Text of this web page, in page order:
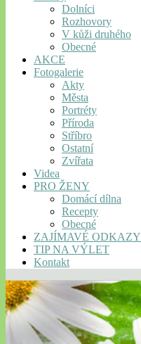
Dolníci
Rozhovory
V kůži druhého
Obecné
AKCE
Fotogalerie
Akty
Města
Portréty
Příroda
Stříbro
Ostatní
Zvířata
Videa
PRO ŽENY
Domácí dílna
Recepty
Obecné
ZAJÍMAVÉ ODKAZY
TIP NA VÝLET
Kontakt